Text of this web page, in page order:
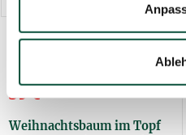
59€
Weihnachtsbaum im Topf